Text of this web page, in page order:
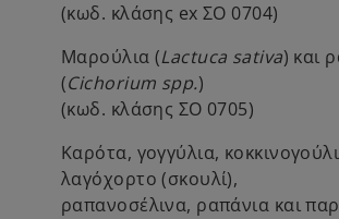
(κωδ. κλάσης ex ΣΟ 0704)
Μαρούλια (Lactuca sativa) και
(Cichorium spp.)
(κωδ. κλάσης ΣΟ 0705)
Καρότα, γογγύλια,
λαγόχορτο (σκουλί),
ραπανοσέλινα, ραπάνια και